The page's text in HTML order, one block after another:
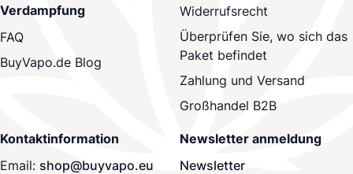
Verdampfung
FAQ
BuyVapo.de Blog
Widerrufsrecht
Überprüfen Sie, wo sich das
Paket befindet
Zahlung und Versand
Großhandel B2B
Kontaktinformation
Email: shop@buyvapo.eu
Newsletter anmeldung
Newsletter